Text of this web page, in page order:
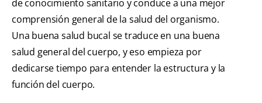
de conocimiento sanitario y conduce a una mejor
comprensión general de la salud del organismo.
Una buena salud bucal se traduce en una buena
salud general del cuerpo, y eso empieza por
dedicarse tiempo para entender la estructura y la
función del cuerpo.